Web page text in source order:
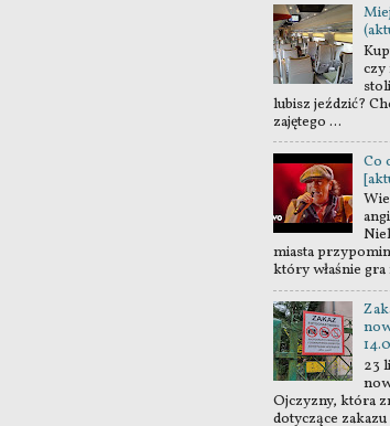
czy
lubisz jeździć?
zajętego ...
Co
miasta
który właśnie gra
23
Ojczyzny, która
dotyczące